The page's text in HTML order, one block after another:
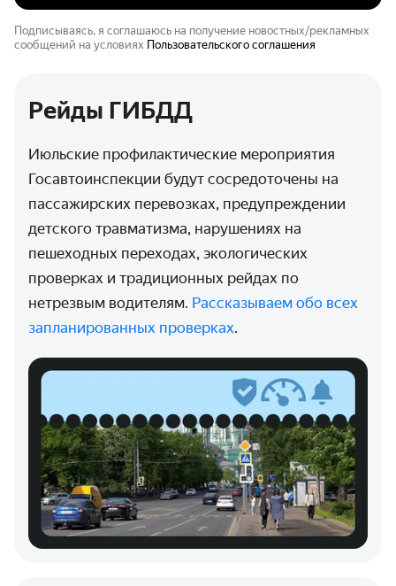
Подписываясь, я соглашаюсь на получение новостных/рекламных
сообщений на условиях Пользовательского соглашения
Рейды ГИБДД
Июльские профилактические мероприятия
Госавтоинспекции будут сосредоточены на
пассажирских перевозках, предупреждении
детского травматизма, нарушениях на
пешеходных переходах, экологических
проверках и традиционных рейдах по
нетрезвым водителям. Рассказываем обо всех
запланированных проверках.